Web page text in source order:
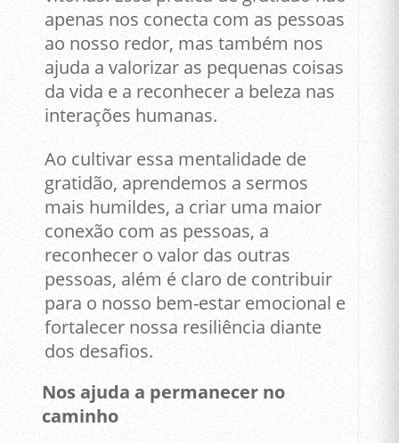
apenas nos conecta com as pessoas
ao nosso redor, mas também nos
ajuda a valorizar as pequenas coisas
da vida e a reconhecer a beleza nas
interações humanas.
Ao cultivar essa mentalidade de
gratidão, aprendemos a sermos
mais humildes, a criar uma maior
conexão com as pessoas, a
reconhecer o valor das outras
pessoas, além é claro de contribuir
para o nosso bem-estar emocional e
fortalecer nossa resiliência diante
dos desafios.
Nos ajuda a permanecer no
caminho